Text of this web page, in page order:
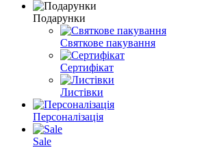
Подарунки
Святкове пакування
Сертифікат
Листівки
Персоналізація
Sale